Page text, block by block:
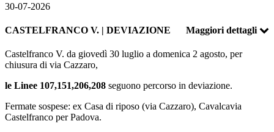
30-07-2026
CASTELFRANCO V. | DEVIAZIONE Maggiori dettagli
Castelfranco V. da giovedì 30 luglio a domenica 2 agosto, per
chiusura di via Cazzaro,
le Linee 107,151,206,208 seguono percorso in deviazione.
Fermate sospese: ex Casa di riposo (via Cazzaro), Cavalcavia
Castelfranco per Padova.